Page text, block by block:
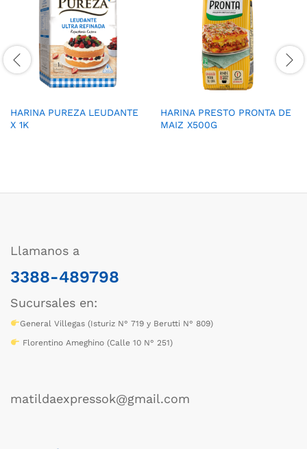
HARINA PUREZA LEUDANTE
X 1K
HARINA PRESTO PRONTA DE
MAIZ X500G
Llamanos a
3388-489798
Sucursales en:
General Villegas (Isturiz N° 719 y Berutti N° 809)
Florentino Ameghino (Calle 10 N° 251)
matildaexpressok@gmail.com